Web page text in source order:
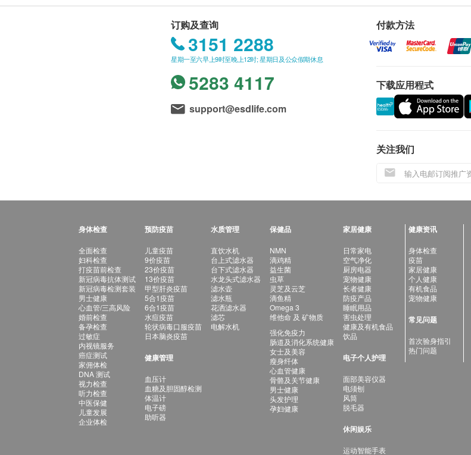
订购及查询
3151 2288
星期一至六早上9时至晚上12时; 星期日及公众假期休息
5283 4117
support@esdlife.com
付款方法
下载应用程式
关注我们
身体检查
全面检查
妇科检查
打疫苗前检查
新冠病毒抗体测试
新冠病毒检测套装
男士健康
心血管/三高风险
婚前检查
备孕检查
过敏症
内视镜服务
癌症测试
家佣体检
DNA 测试
视力检查
听力检查
中医保健
儿童发展
企业体检
预防疫苗
儿童疫苗
9价疫苗
23价疫苗
13价疫苗
甲型肝炎疫苗
5合1疫苗
6合1疫苗
水痘疫苗
轮状病毒口服疫苗
日本脑炎疫苗
健康管理
血压计
血糖及胆固醇检测
体温计
电子磅
助听器
水质管理
直饮水机
台上式滤水器
台下式滤水器
水龙头式滤水器
滤水壶
滤水瓶
花洒滤水器
滤芯
电解水机
保健品
NMN
滴鸡精
益生菌
虫草
灵芝及云芝
滴鱼精
Omega 3
维他命 及 矿物质
强化免疫力
肠道及消化系统健康
女士及美容
瘦身纤体
心血管健康
骨骼及关节健康
男士健康
头发护理
孕妇健康
家居健康
日常家电
空气净化
厨房电器
宠物健康
长者健康
防疫产品
睡眠用品
害虫处理
健康及有机食品
饮品
电子个人护理
面部美容仪器
电须刨
风筒
脱毛器
休闲娱乐
运动智能手表
健康资讯
身体检查
疫苗
家居健康
个人健康
有机食品
宠物健康
常见问题
首次验身指引
热门问题